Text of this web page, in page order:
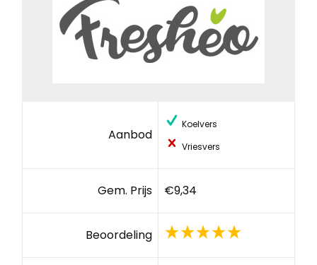
Aanbod
Koelvers
Vriesvers
Gem. Prijs €9,34
Beoordeling